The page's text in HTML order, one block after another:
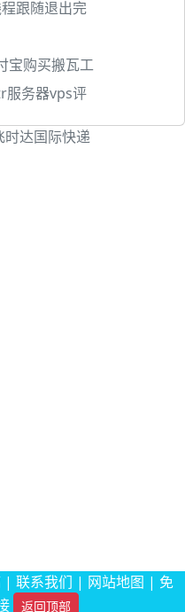
跟随退出完
宝购买搬瓦工
服务器vps评
时达国际快递
| 联系我们 | 网站地图 | 免
返回顶部